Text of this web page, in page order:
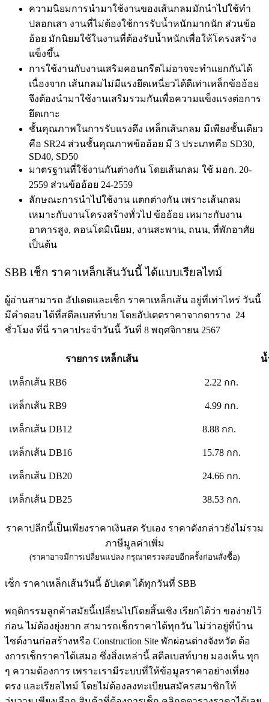
ความนิยมการนำมาใช้งานของเส้นกลมมักนำไปใช้ทำ
ปลอกเสา งานที่ไม่ต้องใช้การรับน้ำหนักมากนัก ส่วนข้อ
อ้อย มักนิยมใช้ในงานที่ต้องรับน้ำหนักเพื่อให้โครงสร้าง
แข็งขึ้น
การใช้งานกับงานเสริมคอนกรีตไม่อาจจะทำแยกกันได้
เนื่องจาก เส้นกลมไม่มีแรงยึดเหนี่ยวได้ดีเท่าเหล็กข้ออ้อย
จึงต้องนำมาใช้งานเสริมรวมกันเพื่อความแข็งแรงต่อการ
ยึดเกาะ
ชั้นคุณภาพในการรับแรงดึง เหล็กเส้นกลม มีเพียงชั้นเดียว
คือ SR24 ส่วนชั้นคุณภาพข้ออ้อย มี 3 ประเภทคือ SD30,
SD40, SD50
มาตรฐานที่ใช้งานกันต่างกัน โดยเส้นกลม ใช้ มอก. 20-
2559 ส่วนข้ออ้อย 24-2559
ลักษณะการนำไปใช้งาน แตกต่างกัน เพราะเส้นกลม
เหมาะกับงานโครงสร้างทั่วไป ข้ออ้อย เหมาะกับงาน
อาคารสูง, คอนโดมิเนียม, งานสะพาน, ถนน, ที่พักอาศัย
เป็นต้น
SBB เช็ก ราคาเหล็กเส้นวันนี้ ได้แบบเรียลไทม์
ผู้อ่านสามารถ อัปเดตและเช็ก ราคาเหล็กเส้น อยู่ที่เท่าไหร่ วันนี้
มีคำตอบ ได้ที่สตีลเบสท์บาย โดยอัปเดตราคาจากตาราง 24
ชั่วโมง ที่นี่ ราคาประจำวันนี้ วันที่ 8 พฤศจิกายน 2567
รายการ เหล็กเส้น น้
เหล็กเส้น RB6 2.22 กก.
เหล็กเส้น RB9 4.99 กก.
เหล็กเส้น DB12 8.88 กก.
เหล็กเส้น DB16 15.78 กก.
เหล็กเส้น DB20 24.66 กก.
เหล็กเส้น DB25 38.53 กก.
ราคาปลีกนี้เป็นเพียงราคาเงินสด รับเอง ราคาดังกล่าวยังไม่รวม
ภาษีมูลค่าเพิ่ม
(ราคาอาจมีการเปลี่ยนแปลง กรุณาตรวจสอบอีกครั้งก่อนสั่งซื้อ)
เช็ก ราคาเหล็กเส้นวันนี้ อัปเดต ได้ทุกวันที่ SBB
พฤติกรรมลูกค้าสมัยนี้เปลี่ยนไปโดยสิ้นเชิง เรียกได้ว่า ของ่ายไว้
ก่อน ไม่ต้องยุ่งยาก สามารถเช็กราคาได้ทุกวัน ไม่ว่าอยู่ที่บ้าน
ไซต์งานก่อสร้างหรือ Construction Site พักผ่อนต่างจังหวัด ต้อ
งการเช็กราคาได้เสมอ ซึ่งสิ่งเหล่านี้ สตีลเบสท์บาย มองเห็น ทุก
ๆ ความต้องการ เพราะเรามีระบบที่ให้ข้อมูลราคาอย่างเที่ยง
ตรง และเรียลไทม์ โดยไม่ต้องลงทะเบียนสมัครสมาชิกให้